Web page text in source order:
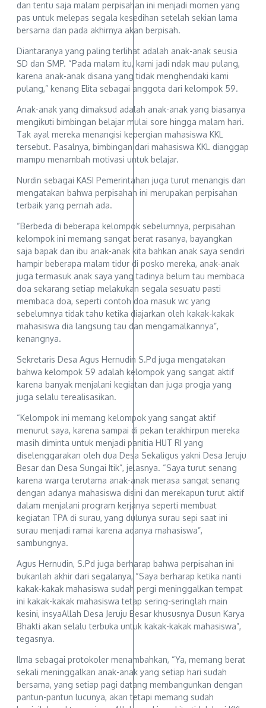
dan tentu saja malam perpisahan ini menjadi momen yang
pas untuk melepas segala kesedihan setelah sekian lama
bersama dan pada akhirnya akan berpisah.
Diantaranya yang paling terlihat adalah anak-anak seusia
SD dan SMP. “Pada malam itu, kami jadi ndak mau pulang,
karena anak-anak disana yang tidak menghendaki kami
pulang,” kenang Elita sebagai anggota dari kelompok 59.
Anak-anak yang dimaksud adalah anak-anak yang biasanya
mengikuti bimbingan belajar mulai sore hingga malam hari.
Tak ayal mereka menangisi kepergian mahasiswa KKL
tersebut. Pasalnya, bimbingan dari mahasiswa KKL dianggap
mampu menambah motivasi untuk belajar.
Nurdin sebagai KASI Pemerintahan juga turut menangis dan
mengatakan bahwa perpisahan ini merupakan perpisahan
terbaik yang pernah ada.
“Berbeda di beberapa kelompok sebelumnya, perpisahan
kelompok ini memang sangat berat rasanya, bayangkan
saja bapak dan ibu anak-anak kita bahkan anak saya sendiri
hampir beberapa malam tidur di posko mereka, anak-anak
juga termasuk anak saya yang tadinya belum tau membaca
doa sekarang setiap melakukan segala sesuatu pasti
membaca doa, seperti contoh doa masuk wc yang
sebelumnya tidak tahu ketika diajarkan oleh kakak-kakak
mahasiswa dia langsung tau dan mengamalkannya”,
kenangnya.
Sekretaris Desa Agus Hernudin S.Pd juga mengatakan
bahwa kelompok 59 adalah kelompok yang sangat aktif
karena banyak menjalani kegiatan dan juga progja yang
juga selalu terealisasikan.
“Kelompok ini memang kelompok yang sangat aktif
menurut saya, karena sampai di pekan terakhirpun mereka
masih diminta untuk menjadi panitia HUT RI yang
diselenggarakan oleh dua Desa Sekaligus yakni Desa Jeruju
Besar dan Desa Sungai Itik”, jelasnya. “Saya turut senang
karena warga terutama anak-anak merasa sangat senang
dengan adanya mahasiswa disini dan merekapun turut aktif
dalam menjalani program kerjanya seperti membuat
kegiatan TPA di surau, yang dulunya surau sepi saat ini
surau menjadi ramai karena adanya mahasiswa”,
sambungnya.
Agus Hernudin, S.Pd juga berharap bahwa perpisahan ini
bukanlah akhir dari segalanya, “Saya berharap ketika nanti
kakak-kakak mahasiswa sudah pergi meninggalkan tempat
ini kakak-kakak mahasiswa tetap sering-seringlah main
kesini, insyaAllah Desa Jeruju Besar khususnya Dusun Karya
Bhakti akan selalu terbuka untuk kakak-kakak mahasiswa”,
tegasnya.
Ilma sebagai protokoler menambahkan, “Ya, memang berat
sekali meninggalkan anak-anak yang setiap hari sudah
bersama, yang setiap pagi datang membangunkan dengan
pantun-pantun lucunya, akan tetapi memang sudah